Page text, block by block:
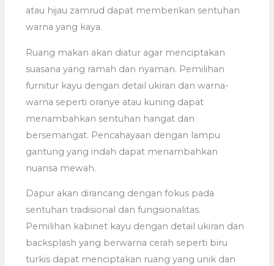
atau hijau zamrud dapat memberikan sentuhan
warna yang kaya.
Ruang makan akan diatur agar menciptakan
suasana yang ramah dan nyaman. Pemilihan
furnitur kayu dengan detail ukiran dan warna-
warna seperti oranye atau kuning dapat
menambahkan sentuhan hangat dan
bersemangat. Pencahayaan dengan lampu
gantung yang indah dapat menambahkan
nuansa mewah.
Dapur akan dirancang dengan fokus pada
sentuhan tradisional dan fungsionalitas.
Pemilihan kabinet kayu dengan detail ukiran dan
backsplash yang berwarna cerah seperti biru
turkis dapat menciptakan ruang yang unik dan